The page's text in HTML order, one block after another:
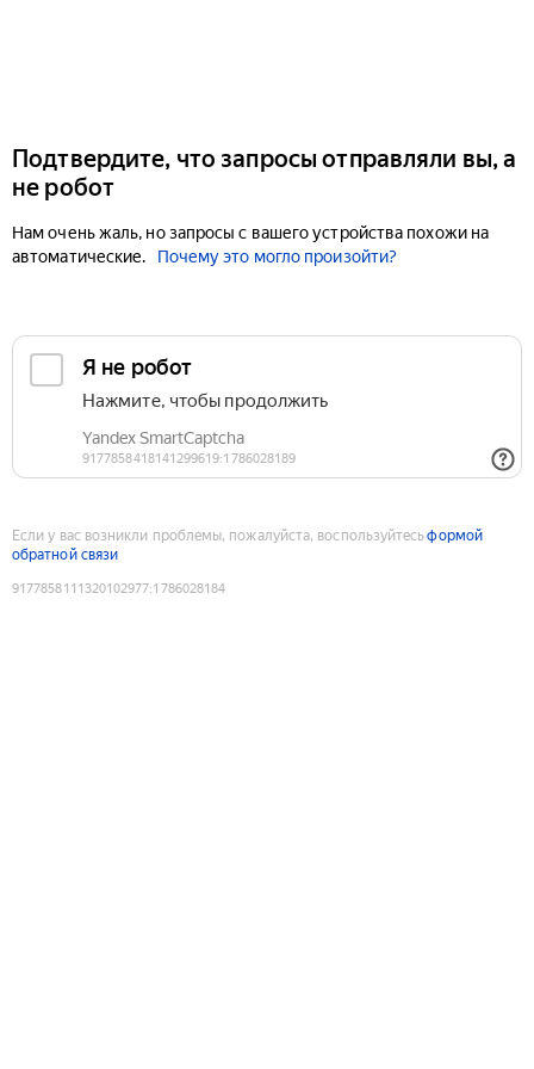
Подтвердите, что запросы отправляли вы, а
не робот
Нам очень жаль, но запросы с вашего устройства похожи на
автоматические.
Почему это могло произойти?
Если у вас возникли проблемы, пожалуйста, воспользуйтесьформой
обратной связи
9177858111320102977:1786028184